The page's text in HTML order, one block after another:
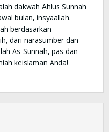
dakwah Ahlus Sunnah
bulan, insyaallah.
berdasarkan
dari narasumber dan
As-Sunnah, pas dan
keislaman Anda!